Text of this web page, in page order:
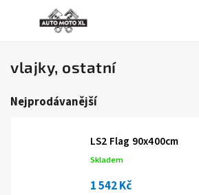
vlajky, ostatní
Nejprodávanější
LS2 Flag 90x400cm
Skladem
1 542 Kč